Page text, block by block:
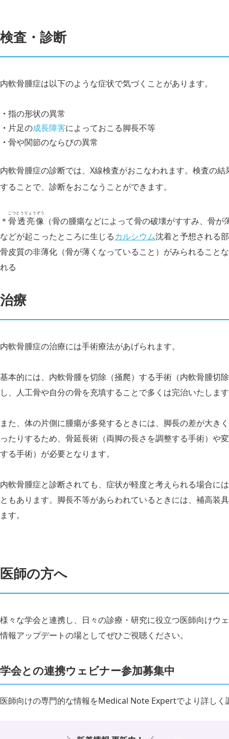
検査・診断
内軟骨腫症は以下のような症状で気づくことがあります。
指の形状の異常
片足の成長障害によっておこる脚長不等
骨や関節のならびの異常
内軟骨腫症の診断では、X線検査がおこなわれます。検査の
することで、診断をおこなうことができます。
＊ 骨透亮像
こつとうりょうぞう
（骨の腫瘍などによって骨の破壊がすすみ、骨が
などが起こったところに生じるカルシウム沈着と予想される
骨皮質の非薄化（骨が薄くなっていること）がみられること
れる
治療
内軟骨腫症の治療には手術療法があげられます。
基本的には、内軟骨腫を切除（掻爬）する手術（内軟骨腫切
し、人工骨や自分の骨を充填することで多くは完治いたしま
また、体の片側に腫瘍が多発するときには、脚長の差が大き
ったりするため、骨延長術（両脚の長さを調整する手術）や
する手術）が必要となります。
内軟骨腫症と診断されても、症状が軽度と考えられる場合に
ともあります。脚長不等があらわれているときには、補高装
ます。
医師の方へ
様々な学会と連携し、日々の診療・研究に役立つ医師向けウ
情報アップデートの場としてぜひご視聴ください。
学会との連携ウェビナー参加募集中
医師向けの専門的な情報をMedical Note Expertでより詳しく